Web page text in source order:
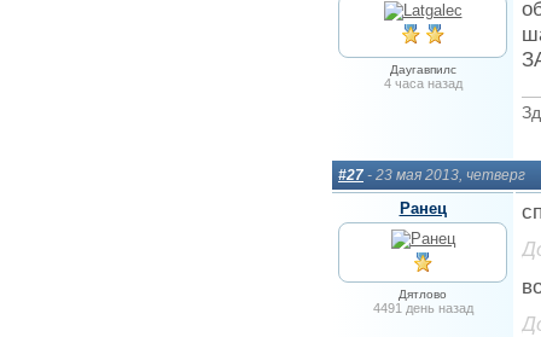
Даугавпилс
4 часа назад
#27 - 23 мая 2013, четверг
Ранец
Дятлово
4491 день назад